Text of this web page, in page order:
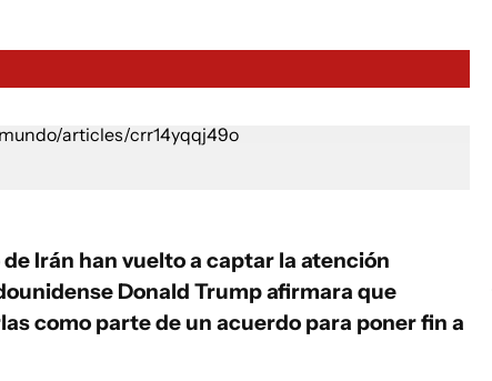
Irán han vuelto a captar la atención
Donald Trump afirmara que
como parte de un acuerdo para poner fin a